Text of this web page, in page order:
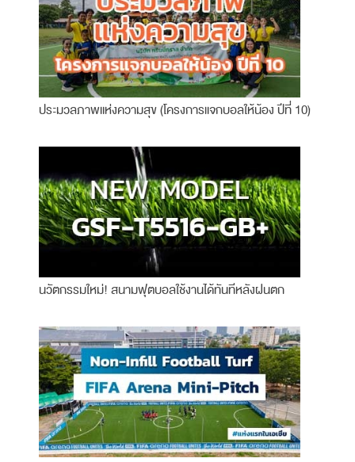
ประมวลภาพแห่งความสุข (โครงการแจกบอลให้น้อง ปีที่ 10)
นวัตกรรมใหม่! สนามฟุตบอลใช้งานได้ทันทีหลังฝนตก